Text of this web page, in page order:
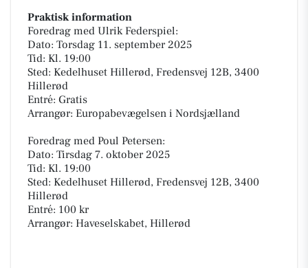
Praktisk information
Foredrag med Ulrik Federspiel:
Dato: Torsdag 11. september 2025
Tid: Kl. 19:00
Sted: Kedelhuset Hillerød, Fredensvej 12B, 3400
Hillerød
Entré: Gratis
Arrangør: Europabevægelsen i Nordsjælland
Foredrag med Poul Petersen:
Dato: Tirsdag 7. oktober 2025
Tid: Kl. 19:00
Sted: Kedelhuset Hillerød, Fredensvej 12B, 3400
Hillerød
Entré: 100 kr
Arrangør: Haveselskabet, Hillerød